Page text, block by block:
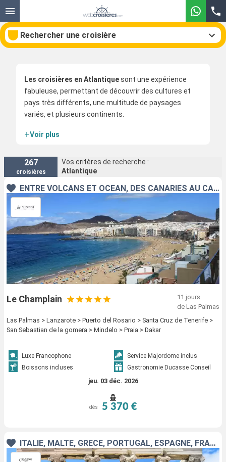
Rechercher une croisière
Nos destinations
Mois de départ
Ports
Rechercher
Les croisières en Atlantiquesont une expérience
fabuleuse, permettant de découvrir des cultures et
pays très différents, une multitude de paysages
variés, et plusieurs continents.
Les voyages se font au départ de plusieurs villes,
Manche, Nantes en France, Dakar au Sénégal, ou
même de Méditerranée. Des voyages au long cours, ou
dans un périmètre plus réduit, certains restant sur le
même continent, et d’autres accostant sur plusieurs.
+Voir plus
267
croisières
Vos critères de recherche :
Atlantique
ENTRE VOLCANS ET OCÉAN, DES CANARIES AU CAP-VERT
Le Champlain
11 jours
de Las Palmas
Las Palmas > Lanzarote > Puerto del Rosario > Santa Cruz de Tenerife >
San Sebastian de la gomera > Mindelo > Praia > Dakar
Luxe Francophone
Service Majordome inclus
Boissons incluses
Gastronomie Ducasse Conseil
jeu. 03 déc. 2026
dès 5 370 €
ITALIE, MALTE, GRÈCE, PORTUGAL, ESPAGNE, FRANCE